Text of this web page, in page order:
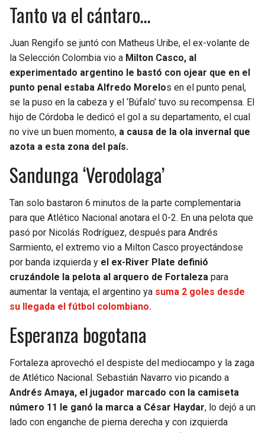
Tanto va el cántaro…
Juan Rengifo se juntó con Matheus Uribe, el ex-volante de
la Selección Colombia vio a Milton Casco, al
experimentado argentino le bastó con ojear que en el
punto penal estaba Alfredo Morelos en el punto penal,
se la puso en la cabeza y el ‘Búfalo’ tuvo su recompensa. El
hijo de Córdoba le dedicó el gol a su departamento, el cual
no vive un buen momento, a causa de la ola invernal que
azota a esta zona del país.
Sandunga ‘Verodolaga’
Tan solo bastaron 6 minutos de la parte complementaria
para que Atlético Nacional anotara el 0-2. En una pelota que
pasó por Nicolás Rodríguez, después para Andrés
Sarmiento, el extremo vio a Milton Casco proyectándose
por banda izquierda y el ex-River Plate definió
cruzándole la pelota al arquero de Fortaleza para
aumentar la ventaja; el argentino ya suma 2 goles desde
su llegada el fútbol colombiano.
Esperanza bogotana
Fortaleza aprovechó el despiste del mediocampo y la zaga
de Atlético Nacional. Sebastián Navarro vio picando a
Andrés Amaya, el jugador marcado con la camiseta
número 11 le ganó la marca a César Haydar, lo dejó a un
lado con enganche de pierna derecha y con izquierda